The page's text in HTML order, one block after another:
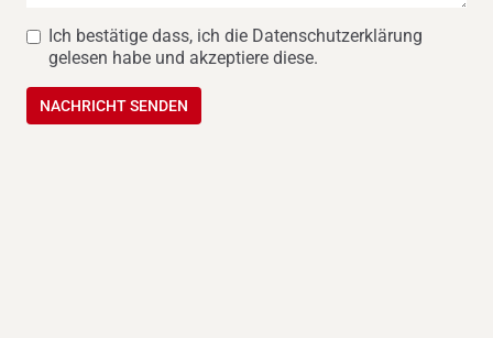
Ich bestätige dass, ich die Datenschutzerklärung
gelesen habe und akzeptiere diese.